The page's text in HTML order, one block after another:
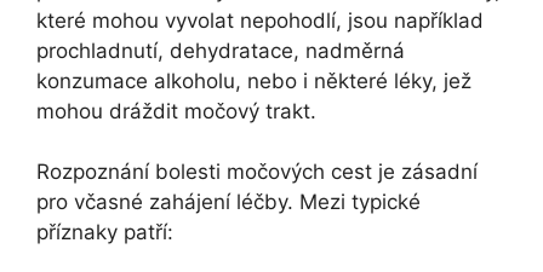
které mohou vyvolat nepohodlí, jsou například
prochladnutí, dehydratace, nadměrná
konzumace alkoholu, nebo i některé léky, jež
mohou dráždit močový trakt.
Rozpoznání bolesti močových cest je zásadní
pro včasné zahájení léčby. Mezi typické
příznaky patří: